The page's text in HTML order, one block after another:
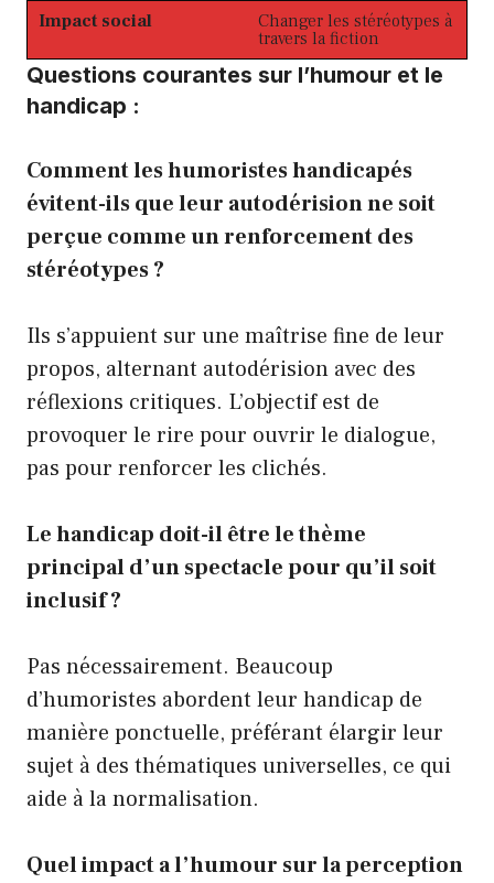
Impact social
Changer les stéréotypes à
travers la fiction
Questions courantes sur l’humour et le
handicap :
Comment les humoristes handicapés
évitent-ils que leur autodérision ne soit
perçue comme un renforcement des
stéréotypes ?
Ils s’appuient sur une maîtrise fine de leur
propos, alternant autodérision avec des
réflexions critiques. L’objectif est de
provoquer le rire pour ouvrir le dialogue,
pas pour renforcer les clichés.
Le handicap doit-il être le thème
principal d’un spectacle pour qu’il soit
inclusif ?
Pas nécessairement. Beaucoup
d’humoristes abordent leur handicap de
manière ponctuelle, préférant élargir leur
sujet à des thématiques universelles, ce qui
aide à la normalisation.
Quel impact a l’humour sur la perception